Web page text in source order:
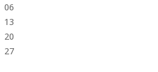
06
13
20
27